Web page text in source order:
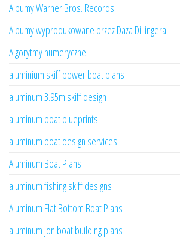
Albumy Warner Bros. Records
Albumy wyprodukowane przez Daza Dillingera
Algorytmy numeryczne
aluminium skiff power boat plans
aluminum 3.95m skiff design
aluminum boat blueprints
aluminum boat design services
Aluminum Boat Plans
aluminum fishing skiff designs
Aluminum Flat Bottom Boat Plans
aluminum jon boat building plans